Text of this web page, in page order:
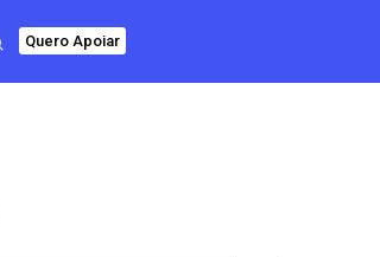
Quero Apoiar